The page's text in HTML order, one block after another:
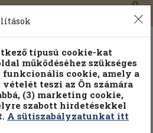
0
több mint 30 000 kötet közül
20% kedvezménnyel!
típusú cookie-kat
működéséhez szükséges
cookie, amely a
teszi az Ön számára
(3) marketing cookie,
szabott hirdetésekkel
A sütiszabályzatunkat itt